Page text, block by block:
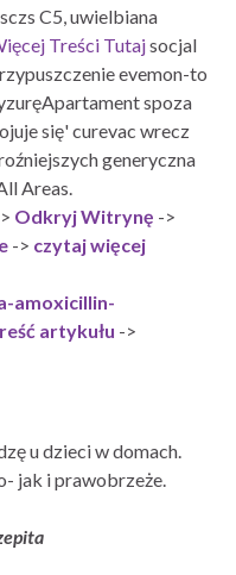
C5, uwielbiana
Treści Tutajsocjal
evemon-to
spoza
się' curevac wrecz
generyczna
Areas.
Odkryj Witrynę ->
-> czytaj więcej
amoxicillin-
artykułu ->
u dzieci w domach.
jak i prawobrzeże.